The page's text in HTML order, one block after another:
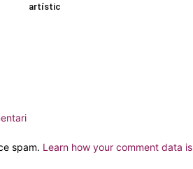
artístic
spam. Learn how your comment data